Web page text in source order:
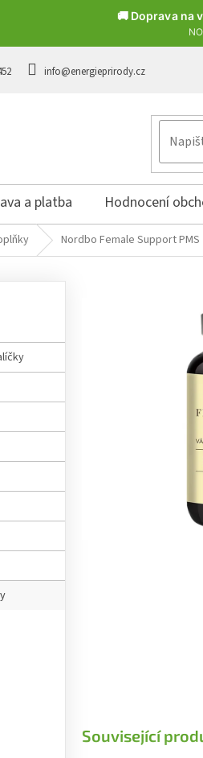
🚚 Doprava na
info@energieprirody.cz
a platba Hodnocení
Nordbo Female Support PMS
Související